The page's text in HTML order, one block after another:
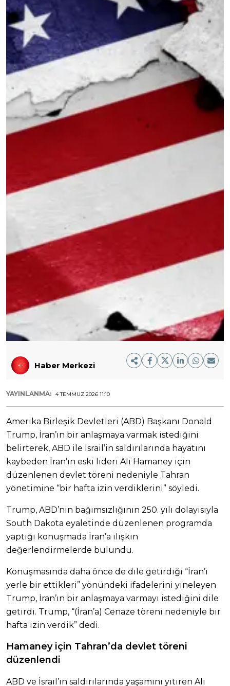
Haber Merkezi
YAYINLANMA: 4 TEMMUZ 2026 11:10
Amerika Birleşik Devletleri (ABD) Başkanı Donald
Trump, İran’ın bir anlaşmaya varmak istediğini
belirterek, ABD ile İsrail’in saldırılarında hayatını
kaybeden İran’ın eski lideri Ali Hamaney için
düzenlenen devlet töreni nedeniyle Tahran
yönetimine “bir hafta izin verdiklerini” söyledi.
Trump, ABD’nin bağımsızlığının 250. yılı dolayısıyla
South Dakota eyaletinde düzenlenen programda
yaptığı konuşmada İran’a ilişkin
değerlendirmelerde bulundu.
Konuşmasında daha önce de dile getirdiği “İran’ı
yerle bir ettikleri” yönündeki ifadelerini yineleyen
Trump, İran’ın bir anlaşmaya varmayı istediğini dile
getirdi. Trump, “(İran’a) Cenaze töreni nedeniyle bir
hafta izin verdik” dedi.
Hamaney için Tahran’da devlet töreni
düzenlendi
ABD ve İsrail’in saldırılarında yaşamını yitiren Ali